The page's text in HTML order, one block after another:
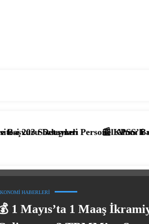
Personel Alımı Başladı! İşte
📰 KPSS’li ve KPSS’siz
HABERLERI
1 Mayıs’ta 1 Maaş